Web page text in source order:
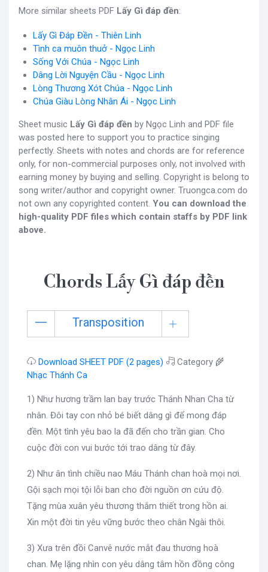
More similar sheets PDF Lấy Gì đáp đền:
Lấy Gì Đáp Đền - Thiên Linh
Tình ca muôn thuở - Ngọc Linh
Sống Với Chúa - Ngọc Linh
Dâng Lời Nguyện Cầu - Ngọc Linh
Lòng Thương Xót Chúa - Ngọc Linh
Chúa Giàu Lòng Nhân Ái - Ngọc Linh
Sheet music Lấy Gì đáp đền by Ngọc Linh and PDF file
was posted here to support you to practice singing
perfectly. Sheets with notes and chords are for reference
only, for non-commercial purposes only, not involved with
earning money by buying and selling. Copyright is belong to
song writer/author and copyright owner. Truongca.com do
not own any copyrighted content. You can download the
high-quality PDF files which contain staffs by PDF link
above.
Chords Lấy Gì đáp đền
Transposition
Download SHEET PDF (2 pages)
Category 🌾
Nhạc Thánh Ca
1) Như hương trầm lan bay trước Thánh Nhan Cha từ
nhân. Đôi tay con nhỏ bé biết dâng gì để mong đáp
đền. Một tình yêu bao la đã đến cho trần gian. Cho
cuộc đời con vui bước tới trao dâng từ đây.
2) Như ân tình chiều nao Máu Thánh chan hoà mọi nơi.
Gội sạch mọi tội lỗi ban cho đời nguồn ơn cứu độ.
Tặng mùa xuân yêu thương thắm thiết trong hồn ai.
Xin một đời tin yêu vững bước theo chân Ngài thôi.
3) Xưa trên đồi Canvê nước mắt đau thương hoà
chan. Mẹ lặng nhìn con yêu dâng tâm hồn đồng công